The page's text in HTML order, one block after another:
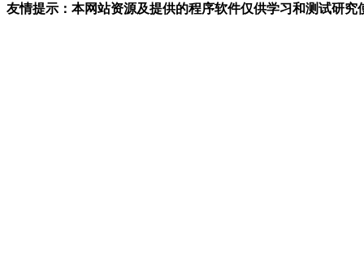
友情提示：本网站资源及提供的程序软件仅供学习和测试研